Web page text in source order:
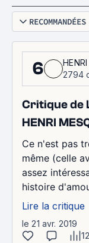
RECOMMANDÉES
6
2794
Critique de
HENRI
Ce n'est pas
même (celle
assez
histoire
Lire la critique
le 21 avr. 2019